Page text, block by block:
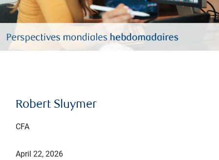
Robert Sluymer
CFA
April 22, 2026